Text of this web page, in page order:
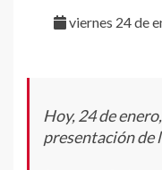
viernes 24 de
Hoy, 24 de
presentación de